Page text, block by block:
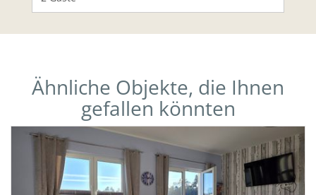
Ähnliche Objekte, die Ihnen
gefallen könnten